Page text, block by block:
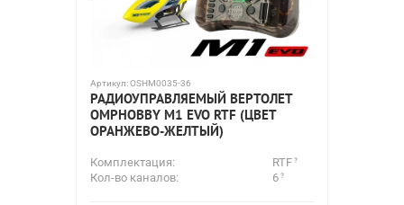
Артикул:OSHM0035-36
РАДИОУПРАВЛЯЕМЫЙ ВЕРТОЛЕТ
OMPHOBBY M1 EVO RTF (ЦВЕТ
ОРАНЖЕВО-ЖЕЛТЫЙ)
Комплектация:
RTF
Кол-во каналов:
6